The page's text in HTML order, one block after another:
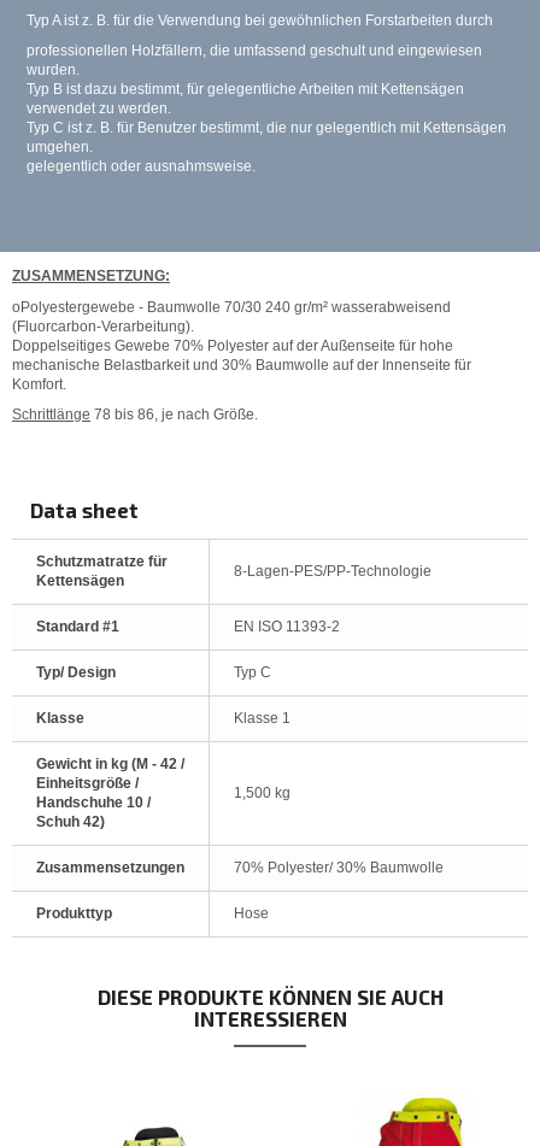
Typ A ist z. B. für die Verwendung bei gewöhnlichen Forstarbeiten durch
professionellen Holzfällern, die umfassend geschult und eingewiesen
wurden.
Typ B ist dazu bestimmt, für gelegentliche Arbeiten mit Kettensägen
verwendet zu werden.
Typ C ist z. B. für Benutzer bestimmt, die nur gelegentlich mit Kettensägen
umgehen.
gelegentlich oder ausnahmsweise.
ZUSAMMENSETZUNG:
oPolyestergewebe - Baumwolle 70/30 240 gr/m² wasserabweisend
(Fluorcarbon-Verarbeitung).
Doppelseitiges Gewebe 70% Polyester auf der Außenseite für hohe
mechanische Belastbarkeit und 30% Baumwolle auf der Innenseite für
Komfort.
Schrittlänge 78 bis 86, je nach Größe.
Data sheet
Schutzmatratze für
Kettensägen
8-Lagen-PES/PP-Technologie
Standard #1 EN ISO 11393-2
Typ/ Design Typ C
Klasse Klasse 1
Gewicht in kg (M - 42 /
Einheitsgröße /
Handschuhe 10 /
Schuh 42)
1,500 kg
Zusammensetzungen 70% Polyester/ 30% Baumwolle
Produkttyp Hose
DIESE PRODUKTE KÖNNEN SIE AUCH
INTERESSIEREN